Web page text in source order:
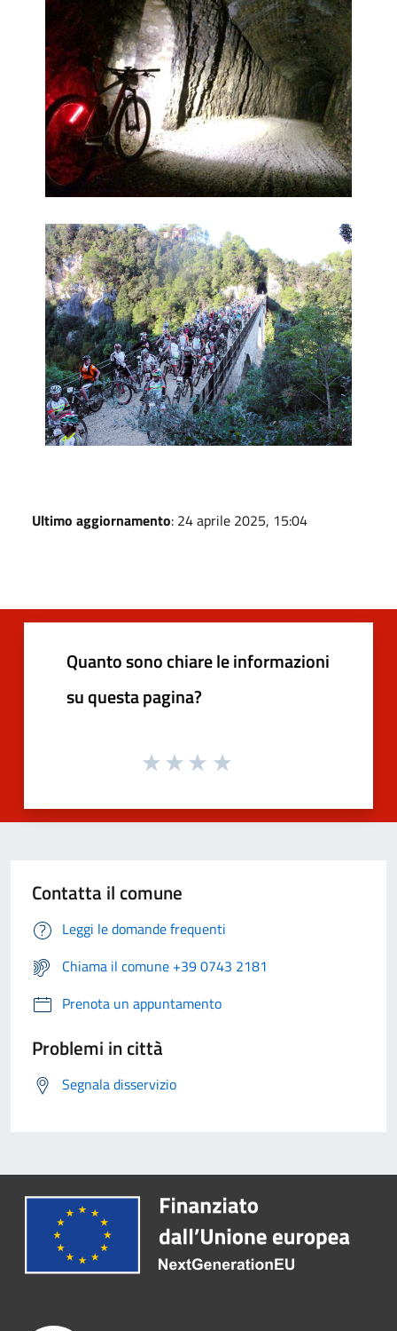
Cicloturistica 12
Ultimo aggiornamento: 24 aprile 2025, 15:04
Quanto sono chiare le informazioni
su questa pagina?
Contatta il comune
Leggi le domande frequenti
Chiama il comune +39 0743 2181
Prenota un appuntamento
Problemi in città
Segnala disservizio